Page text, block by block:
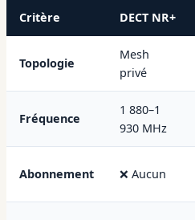
Critère DECT NR+
Topologie
Mesh
privé
Fréquence
1 880–1
930 MHz
Abonnement ❌ Aucun